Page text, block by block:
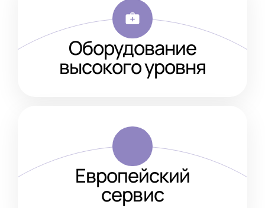
Оборудование
высокого уровня
Европейский
сервис